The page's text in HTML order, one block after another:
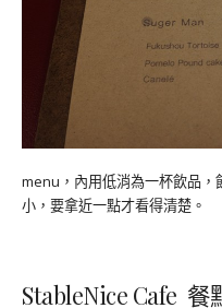
menu，內用低消為一杯飲品
小，要拿近一點才看得清楚。
StableNice Cafe 餐